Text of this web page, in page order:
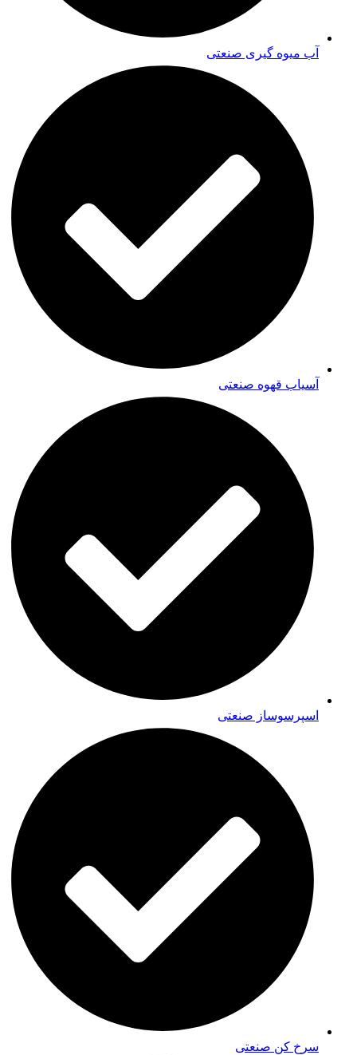
آب میوه گیری صنعتی
آسیاب قهوه صنعتی
اسپرسوساز صنعتی
سرخ کن صنعتی